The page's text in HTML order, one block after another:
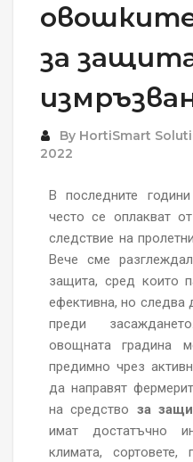
за
By HortiSmart
2022
В последните
често се оплакват
следствие на
Вече сме
защита, сред които
ефективна, но следва
преди
овощната градина
предимно чрез
да направят
на средство за
имат достатъчно
климата, сортовете,